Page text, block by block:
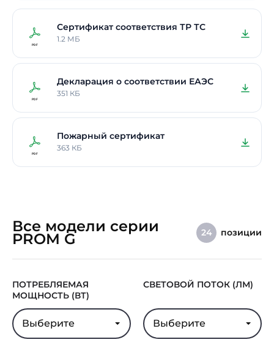
Длина
Ширина
Высота / Глубина
211 мм
Масса
4 кг
В реестре Минпромторга
Гарантия
Сертификат соответствия ТР ТС
1.2 МБ
Декларация о соответствии ЕАЭС
351 КБ
Пожарный сертификат
363 КБ
Все модели серии
PROM G 24 позиции
ПОТРЕБЛЯЕМАЯ
МОЩНОСТЬ (ВТ)
Выберите
СВЕТОВОЙ ПОТОК (ЛМ)
Выберите